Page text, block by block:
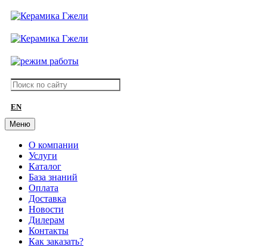
EN
Меню
О компании
Услуги
Каталог
База знаний
Оплата
Доставка
Новости
Дилерам
Контакты
Как заказать?